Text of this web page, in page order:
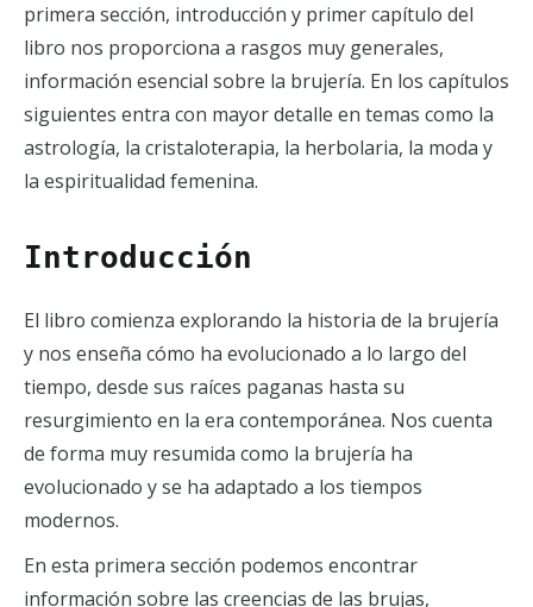
primera sección, introducción y primer capítulo del
libro nos proporciona a rasgos muy generales,
información esencial sobre la brujería. En los capítulos
siguientes entra con mayor detalle en temas como la
astrología, la cristaloterapia, la herbolaria, la moda y
la espiritualidad femenina.
Introducción
El libro comienza explorando la historia de la brujería
y nos enseña cómo ha evolucionado a lo largo del
tiempo, desde sus raíces paganas hasta su
resurgimiento en la era contemporánea. Nos cuenta
de forma muy resumida como la brujería ha
evolucionado y se ha adaptado a los tiempos
modernos.
En esta primera sección podemos encontrar
información sobre las creencias de las brujas,